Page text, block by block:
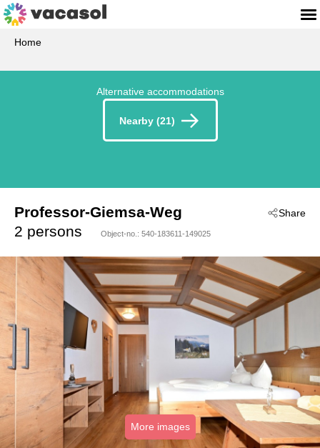
Home
Alternative accommodations
Nearby (21)
Share
Professor-Giemsa-Weg
- Biberwier
2 persons Object-no.: 540-183611-149025
More images